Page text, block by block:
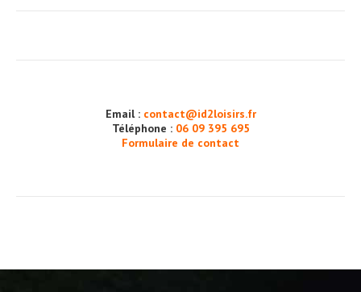
Email : contact@id2loisirs.fr
Téléphone : 06 09 395 695
Formulaire de contact